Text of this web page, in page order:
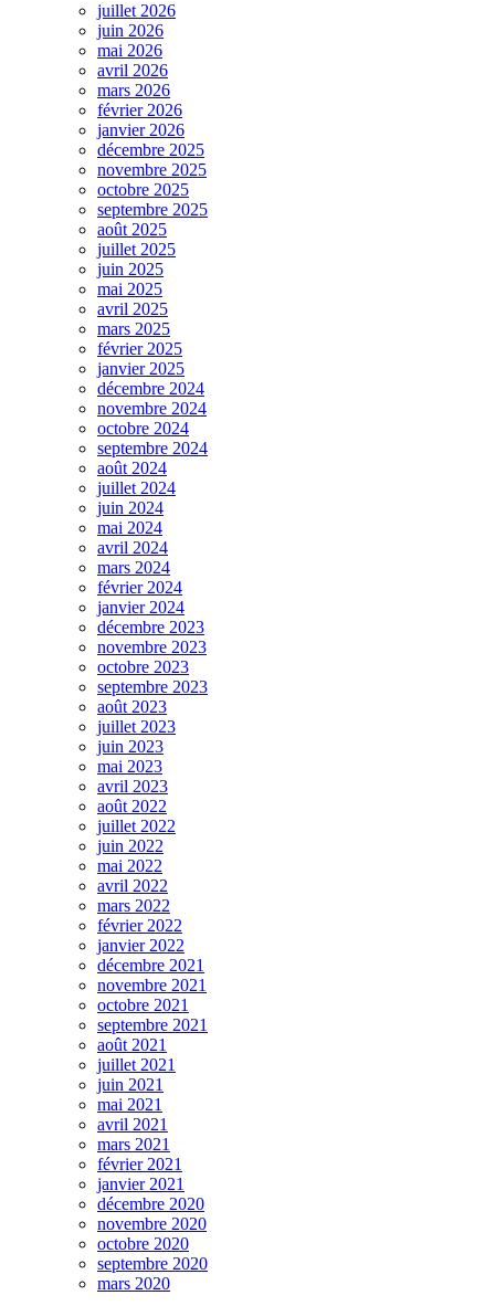
juillet 2026
juin 2026
mai 2026
avril 2026
mars 2026
février 2026
janvier 2026
décembre 2025
novembre 2025
octobre 2025
septembre 2025
août 2025
juillet 2025
juin 2025
mai 2025
avril 2025
mars 2025
février 2025
janvier 2025
décembre 2024
novembre 2024
octobre 2024
septembre 2024
août 2024
juillet 2024
juin 2024
mai 2024
avril 2024
mars 2024
février 2024
janvier 2024
décembre 2023
novembre 2023
octobre 2023
septembre 2023
août 2023
juillet 2023
juin 2023
mai 2023
avril 2023
août 2022
juillet 2022
juin 2022
mai 2022
avril 2022
mars 2022
février 2022
janvier 2022
décembre 2021
novembre 2021
octobre 2021
septembre 2021
août 2021
juillet 2021
juin 2021
mai 2021
avril 2021
mars 2021
février 2021
janvier 2021
décembre 2020
novembre 2020
octobre 2020
septembre 2020
mars 2020